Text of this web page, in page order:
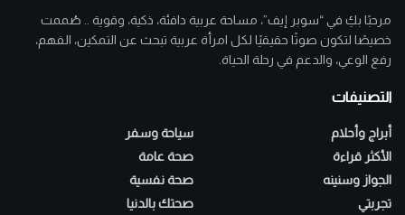
مرحبًا بكِ في “سوبر إيف”، مساحة عربية دافئة، ذكية، وقوية .. صُممت
خصيصًا لتكون صوتًا حقيقيًا لكل امرأة عربية تبحث عن التمكين، الفهم،
رفع الوعي، والدعم في رحلة الحياة.
التصنيفات
أبراج وأحلام
الأكثر قراءة
الجواز وسنينه
تجربتي
سياحة وسفر
صحة عامة
صحة نفسية
صحتك بالدنيا